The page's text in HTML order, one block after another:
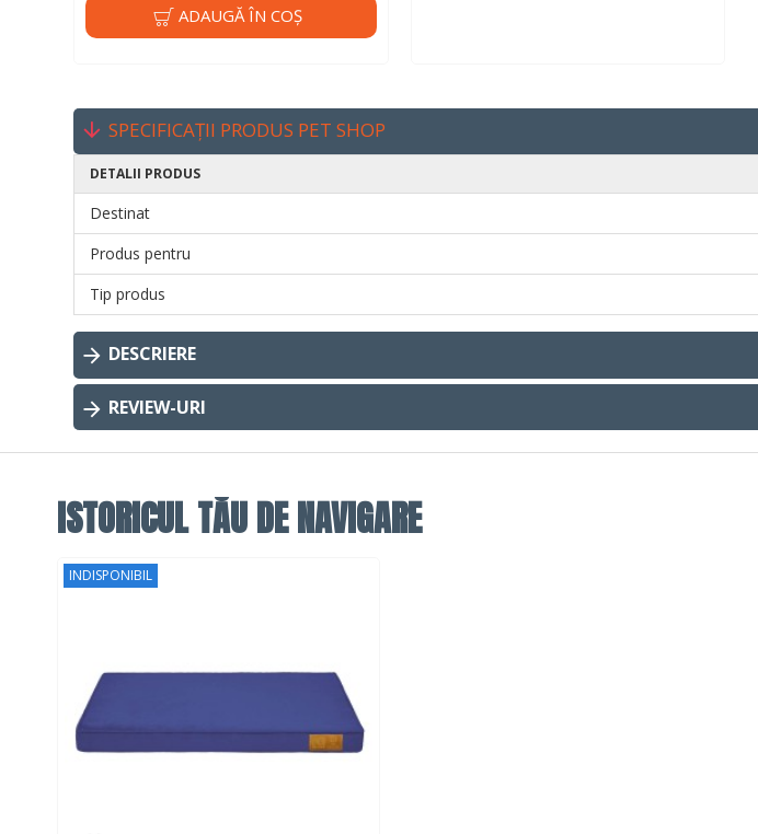
ADAUGĂ ÎN COŞ
SPECIFICAȚII PRODUS PET SHOP
DETALII PRODUS
Destinat
Produs pentru
Tip produs
DESCRIERE
REVIEW-URI
ISTORICUL TĂU DE NAVIGARE
INDISPONIBIL